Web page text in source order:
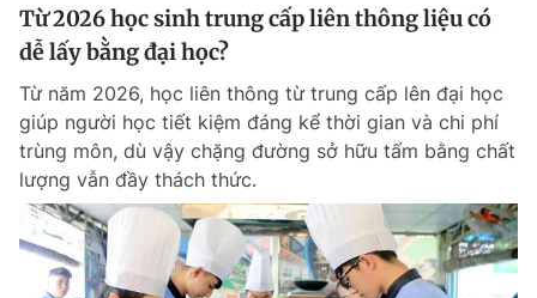
Chuyên mục khác
Chào ngày mới
Tin thị trường Tin 360
Đổi mật khẩu
Tin đã lưu
Tin đã xem
Đăng xuất
Từ 2026 học sinh trung cấp liên thông liệu có
dễ lấy bằng đại học?
Từ năm 2026, học liên thông từ trung cấp lên đại học
giúp người học tiết kiệm đáng kể thời gian và chi phí
trùng môn, dù vậy chặng đường sở hữu tấm bằng chất
lượng vẫn đầy thách thức.